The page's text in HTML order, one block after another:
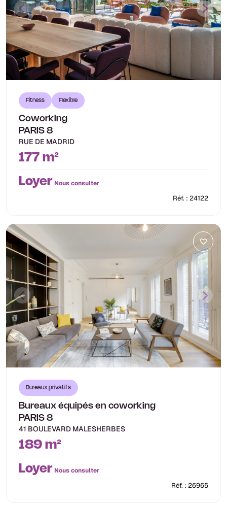
Fitness Flexible
Coworking
PARIS 8
RUE DE MADRID
177 m²
Loyer Nous consulter
Réf. : 24122
Bureaux privatifs
Bureaux équipés en coworking
PARIS 8
41 BOULEVARD MALESHERBES
189 m²
Loyer Nous consulter
Réf. : 26965